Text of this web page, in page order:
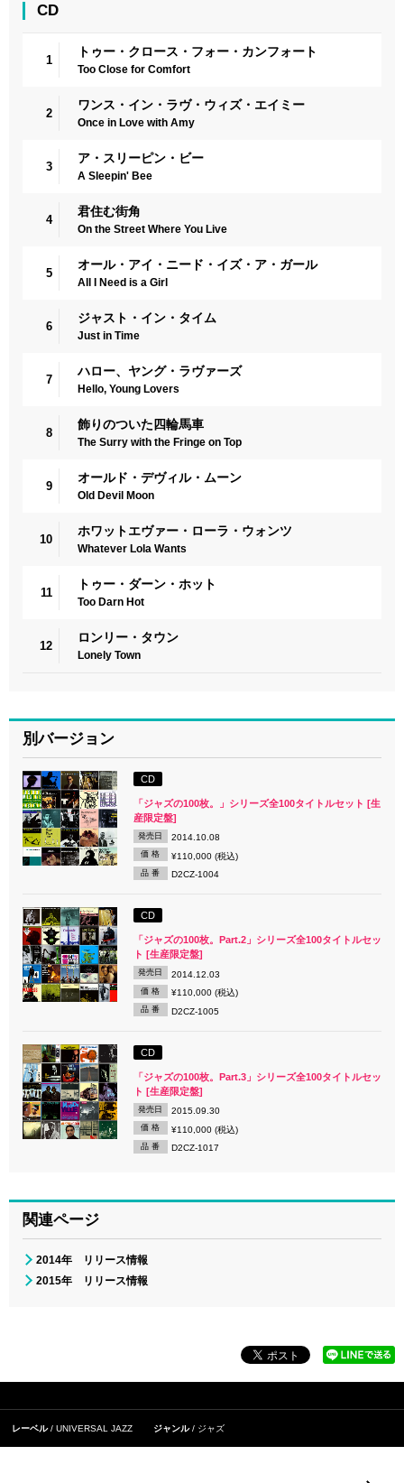
CD
1
トゥー・クロース・フォー・カンフォート
Too Close for Comfort
2
ワンス・イン・ラヴ・ウィズ・エイミー
Once in Love with Amy
3
ア・スリーピン・ビー
A Sleepin' Bee
4
君住む街角
On the Street Where You Live
5
オール・アイ・ニード・イズ・ア・ガール
All I Need is a Girl
6
ジャスト・イン・タイム
Just in Time
7
ハロー、ヤング・ラヴァーズ
Hello, Young Lovers
8
飾りのついた四輪馬車
The Surry with the Fringe on Top
9
オールド・デヴィル・ムーン
Old Devil Moon
10
ホワットエヴァー・ローラ・ウォンツ
Whatever Lola Wants
11
トゥー・ダーン・ホット
Too Darn Hot
12
ロンリー・タウン
Lonely Town
別バージョン
CD
「ジャズの100枚。」シリーズ全100タイトルセット [生
産限定盤]
発売日 2014.10.08
価 格 ¥110,000 (税込)
品 番 D2CZ-1004
CD
「ジャズの100枚。Part.2」シリーズ全100タイトルセッ
ト [生産限定盤]
発売日 2014.12.03
価 格 ¥110,000 (税込)
品 番 D2CZ-1005
CD
「ジャズの100枚。Part.3」シリーズ全100タイトルセッ
ト [生産限定盤]
発売日 2015.09.30
価 格 ¥110,000 (税込)
品 番 D2CZ-1017
関連ページ
2014年 リリース情報
2015年 リリース情報
レーベル UNIVERSAL JAZZ ジャンル ジャズ